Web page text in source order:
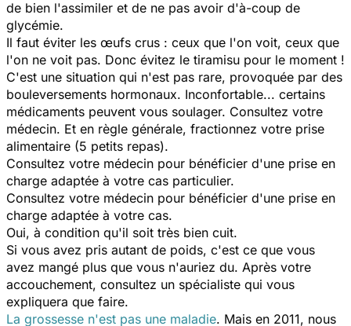
de bien l'assimiler et de ne pas avoir d'à-coup de
glycémie.
Il faut éviter les œufs crus : ceux que l'on voit, ceux que
l'on ne voit pas. Donc évitez le tiramisu pour le moment !
C'est une situation qui n'est pas rare, provoquée par des
bouleversements hormonaux. Inconfortable... certains
médicaments peuvent vous soulager. Consultez votre
médecin. Et en règle générale, fractionnez votre prise
alimentaire (5 petits repas).
Consultez votre médecin pour bénéficier d'une prise en
charge adaptée à votre cas particulier.
Consultez votre médecin pour bénéficier d'une prise en
charge adaptée à votre cas.
Oui, à condition qu'il soit très bien cuit.
Si vous avez pris autant de poids, c'est ce que vous
avez mangé plus que vous n'auriez du. Après votre
accouchement, consultez un spécialiste qui vous
expliquera que faire.
La grossesse n'est pas une maladie. Mais en 2011, nous